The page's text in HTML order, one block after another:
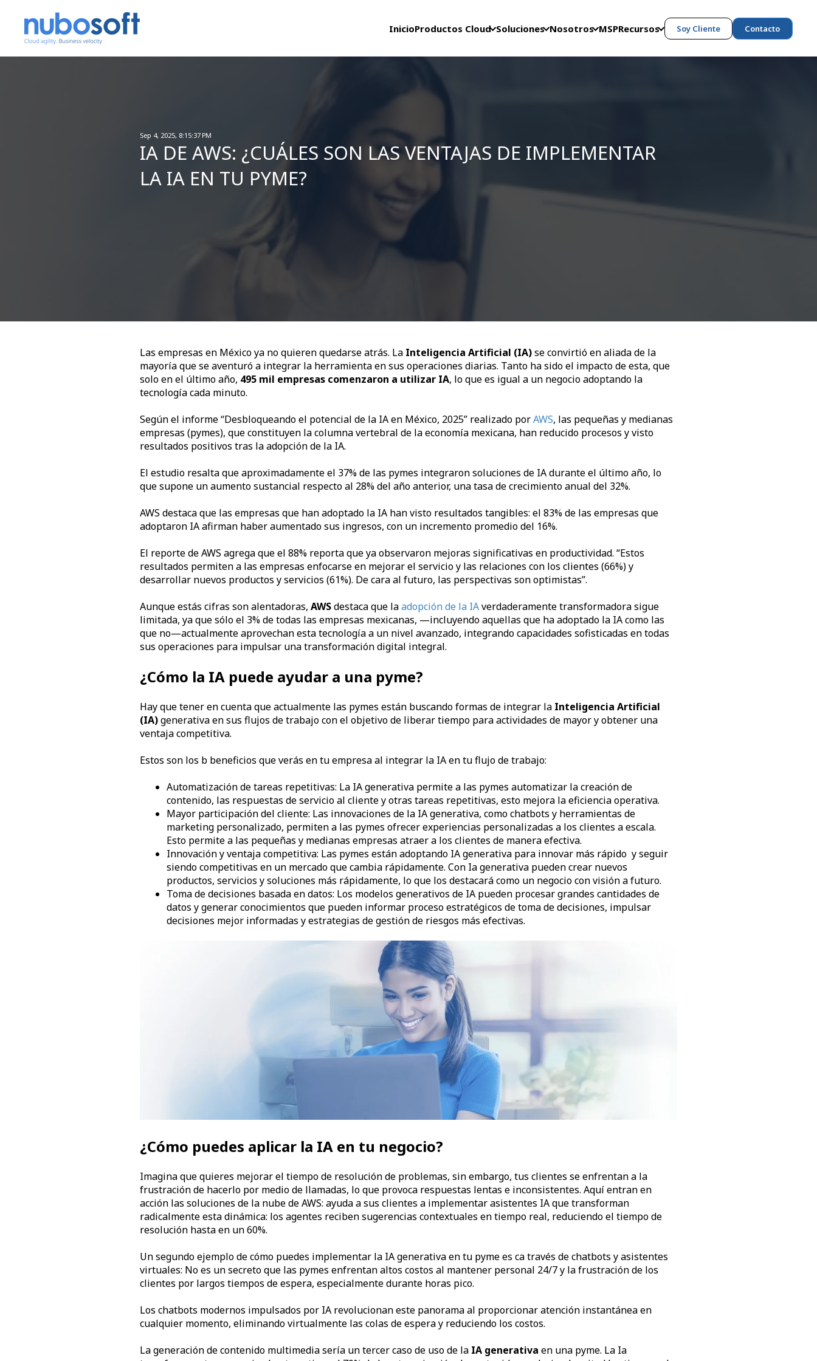
InicioProductos Cloud Soluciones Nosotros MSPRecursos Soy Cliente Contacto
Sep 4, 2025, 8:15:37 PM
IA DE AWS: ¿CUÁLES SON LAS VENTAJAS DE IMPLEMENTAR
LA IA EN TU PYME?
Las empresas en México ya no quieren quedarse atrás. La Inteligencia Artificial (IA)se convirtió en aliada de la
mayoría que se aventuró a integrar la herramienta en sus operaciones diarias. Tanto ha sido el impacto de esta, que
solo en el último año, 495 mil empresas comenzaron a utilizar IA, lo que es igual a un negocio adoptando la
tecnología cada minuto.
Según el informe “Desbloqueando el potencial de la IA en México, 2025” realizado porAWS, las pequeñas y medianas
empresas (pymes), que constituyen la columna vertebral de la economía mexicana, han reducido procesos y visto
resultados positivos tras la adopción de la IA.
El estudio resalta que aproximadamente el 37% de las pymes integraron soluciones de IA durante el último año, lo
que supone un aumento sustancial respecto al 28% del año anterior, una tasa de crecimiento anual del 32%.
AWS destaca que las empresas que han adoptado la IA han visto resultados tangibles: el 83% de las empresas que
adoptaron IA afirman haber aumentado sus ingresos, con un incremento promedio del 16%.
El reporte de AWS agrega que el 88% reporta que ya observaron mejoras significativas en productividad. “Estos
resultados permiten a las empresas enfocarse en mejorar el servicio y las relaciones con los clientes (66%) y
desarrollar nuevos productos y servicios (61%). De cara al futuro, las perspectivas son optimistas”.
Aunque estás cifras son alentadoras, AWSdestaca que laadopción de la IAverdaderamente transformadora sigue
limitada, ya que sólo el 3% de todas las empresas mexicanas, —incluyendo aquellas que ha adoptado la IA como las
que no—actualmente aprovechan esta tecnología a un nivel avanzado, integrando capacidades sofisticadas en todas
sus operaciones para impulsar una transformación digital integral.
¿Cómo la IA puede ayudar a una pyme?
Hay que tener en cuenta que actualmente las pymes están buscando formas de integrar laInteligencia Artificial
(IA)generativa en sus flujos de trabajo con el objetivo de liberar tiempo para actividades de mayor y obtener una
ventaja competitiva.
Estos son los b beneficios que verás en tu empresa al integrar la IA en tu flujo de trabajo:
Automatización de tareas repetitivas: La IA generativa permite a las pymes automatizar la creación de
contenido, las respuestas de servicio al cliente y otras tareas repetitivas, esto mejora la eficiencia operativa.
Mayor participación del cliente: Las innovaciones de la IA generativa, como chatbots y herramientas de
marketing personalizado, permiten a las pymes ofrecer experiencias personalizadas a los clientes a escala.
Esto permite a las pequeñas y medianas empresas atraer a los clientes de manera efectiva.
Innovación y ventaja competitiva: Las pymes están adoptando IA generativa para innovar más rápido y seguir
siendo competitivas en un mercado que cambia rápidamente. Con Ia generativa pueden crear nuevos
productos, servicios y soluciones más rápidamente, lo que los destacará como un negocio con visión a futuro.
Toma de decisiones basada en datos: Los modelos generativos de IA pueden procesar grandes cantidades de
datos y generar conocimientos que pueden informar proceso estratégicos de toma de decisiones, impulsar
decisiones mejor informadas y estrategias de gestión de riesgos más efectivas.
¿Cómo puedes aplicar la IA en tu negocio?
Imagina que quieres mejorar el tiempo de resolución de problemas, sin embargo, tus clientes se enfrentan a la
frustración de hacerlo por medio de llamadas, lo que provoca respuestas lentas e inconsistentes. Aquí entran en
acción las soluciones de la nube de AWS: ayuda a sus clientes a implementar asistentes IA que transforman
radicalmente esta dinámica: los agentes reciben sugerencias contextuales en tiempo real, reduciendo el tiempo de
resolución hasta en un 60%.
Un segundo ejemplo de cómo puedes implementar la IA generativa en tu pyme es ca través de chatbots y asistentes
virtuales: No es un secreto que las pymes enfrentan altos costos al mantener personal 24/7 y la frustración de los
clientes por largos tiempos de espera, especialmente durante horas pico.
Los chatbots modernos impulsados por IA revolucionan este panorama al proporcionar atención instantánea en
cualquier momento, eliminando virtualmente las colas de espera y reduciendo los costos.
La generación de contenido multimedia sería un tercer caso de uso de la IA generativa en una pyme. La Ia